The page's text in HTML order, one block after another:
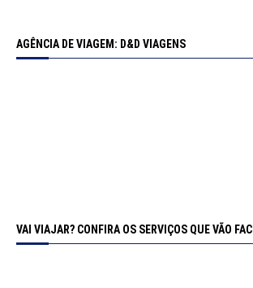
AGÊNCIA DE VIAGEM: D&D VIAGENS
VAI VIAJAR? CONFIRA OS SERVIÇOS QUE VÃO